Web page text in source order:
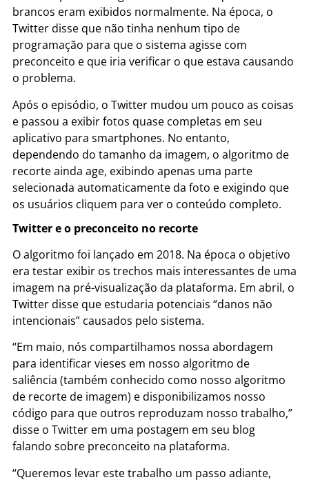
brancos eram exibidos normalmente. Na época, o
Twitter disse que não tinha nenhum tipo de
programação para que o sistema agisse com
preconceito e que iria verificar o que estava causando
o problema.
Após o episódio, o Twitter mudou um pouco as coisas
e passou a exibir fotos quase completas em seu
aplicativo para smartphones. No entanto,
dependendo do tamanho da imagem, o algoritmo de
recorte ainda age, exibindo apenas uma parte
selecionada automaticamente da foto e exigindo que
os usuários cliquem para ver o conteúdo completo.
Twitter e o preconceito no recorte
O algoritmo foi lançado em 2018. Na época o objetivo
era testar exibir os trechos mais interessantes de uma
imagem na pré-visualização da plataforma. Em abril, o
Twitter disse que estudaria potenciais “danos não
intencionais” causados pelo sistema.
“Em maio, nós compartilhamos nossa abordagem
para identificar vieses em nosso algoritmo de
saliência (também conhecido como nosso algoritmo
de recorte de imagem) e disponibilizamos nosso
código para que outros reproduzam nosso trabalho,”
disse o Twitter em uma postagem em seu blog
falando sobre preconceito na plataforma.
“Queremos levar este trabalho um passo adiante,